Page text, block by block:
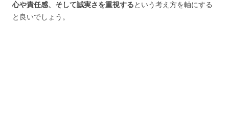
心や責任感、そして誠実さを重視するという考え方を軸にする
と良いでしょう。